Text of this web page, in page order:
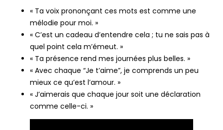
« Ta voix prononçant ces mots est comme une
mélodie pour moi. »
« C’est un cadeau d’entendre cela ; tu ne sais pas à
quel point cela m’émeut. »
« Ta présence rend mes journées plus belles. »
« Avec chaque “Je t’aime”, je comprends un peu
mieux ce qu’est l’amour. »
« J’aimerais que chaque jour soit une déclaration
comme celle-ci. »